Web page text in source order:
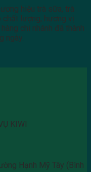
hiệu trà sữa, trà
chất lượng, hương vị
chi nhánh đã thành
ngày.
KIWI
Hạnh Mỹ Tây (Bình